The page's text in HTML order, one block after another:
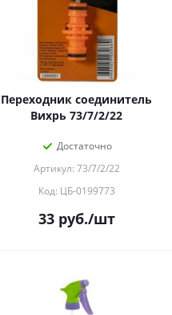
Переходник соединитель
Вихрь 73/7/2/22
Достаточно
Артикул: 73/7/2/22
Код: ЦБ-0199773
33руб./шт